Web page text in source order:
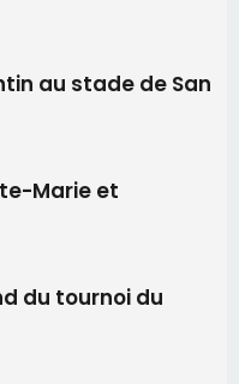
à Cruculi le
organise une
au stade de San